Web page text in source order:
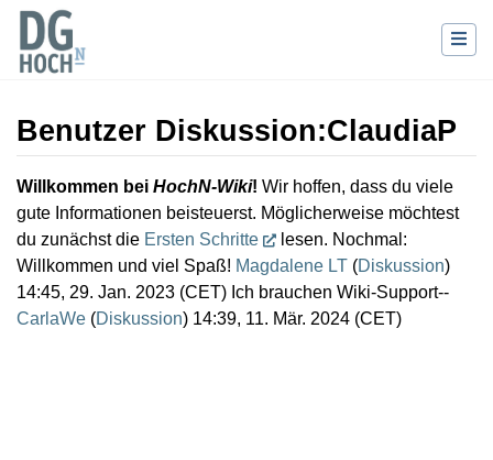
Benutzer Diskussion:ClaudiaP
Wechseln zu: Navigation,Suche
Willkommen bei HochN-Wiki! Wir hoffen, dass du viele
gute Informationen beisteuerst. Möglicherweise möchtest
du zunächst die Ersten Schritte
lesen. Nochmal:
Willkommen und viel Spaß! Magdalene LT (Diskussion)
14:45, 29. Jan. 2023 (CET) Ich brauchen Wiki-Support--
CarlaWe (Diskussion) 14:39, 11. Mär. 2024 (CET)